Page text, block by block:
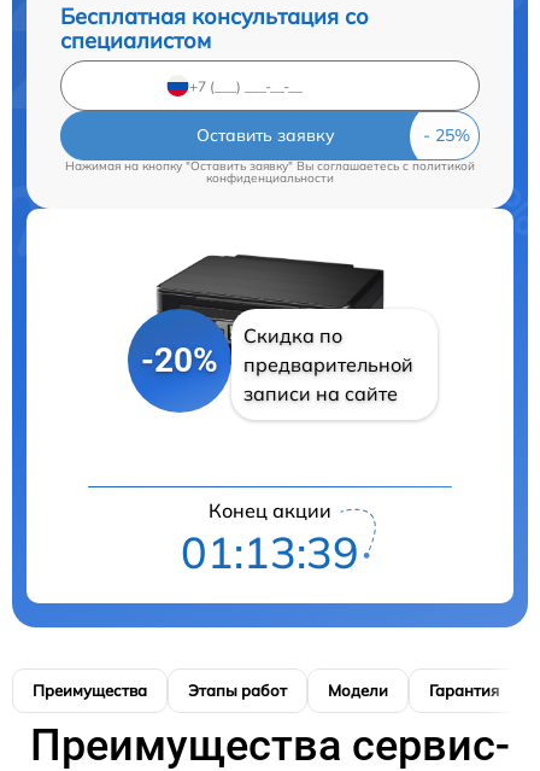
Бесплатная консультация со
специалистом
Оставить заявку
Нажимая на кнопку "Оставить заявку" Вы соглашаетесь cполитикой
конфиденциальности
-20%
Скидка по
предварительной
записи на сайте
Конец акции
01:13:38
Преимущества Этапы работ Модели Гарантия
Преимущества сервис-